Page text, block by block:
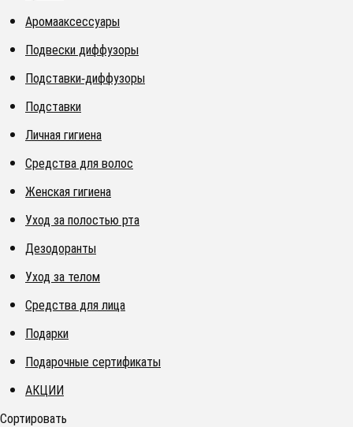
Аромааксессуары
Подвески диффузоры
Подставки-диффузоры
Подставки
Личная гигиена
Средства для волос
Женская гигиена
Уход за полостью рта
Дезодоранты
Уход за телом
Средства для лица
Подарки
Подарочные сертификаты
АКЦИИ
Сортировать